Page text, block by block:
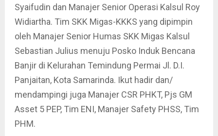
Syaifudin dan Manajer Senior Operasi Kalsul Roy
Widiartha. Tim SKK Migas-KKKS yang dipimpin
oleh Manajer Senior Humas SKK Migas Kalsul
Sebastian Julius menuju Posko Induk Bencana
Banjir di Kelurahan Temindung Permai Jl. D.I.
Panjaitan, Kota Samarinda. Ikut hadir dan/
mendampingi juga Manajer CSR PHKT, Pjs GM
Asset 5 PEP, Tim ENI, Manajer Safety PHSS, Tim
PHM.